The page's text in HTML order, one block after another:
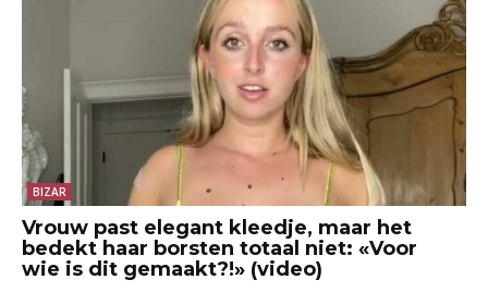
BIZAR
Vrouw past elegant kleedje, maar het
bedekt haar borsten totaal niet: «Voor
wie is dit gemaakt?!» (video)